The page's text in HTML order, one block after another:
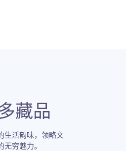
藏品
生活韵味，领略文
无穷魅力。